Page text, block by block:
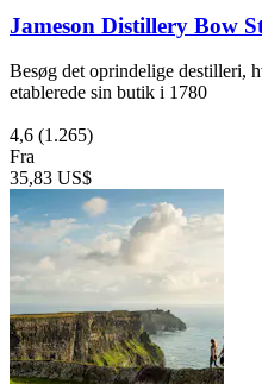
Jameson Distillery Bow
Besøg det oprindelige destilleri,
etablerede sin butik i 1780
4,6 (1.265)
Fra
35,83 US$